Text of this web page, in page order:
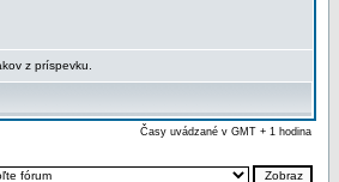
z príspevku.
Časy uvádzané v GMT + 1 hodina